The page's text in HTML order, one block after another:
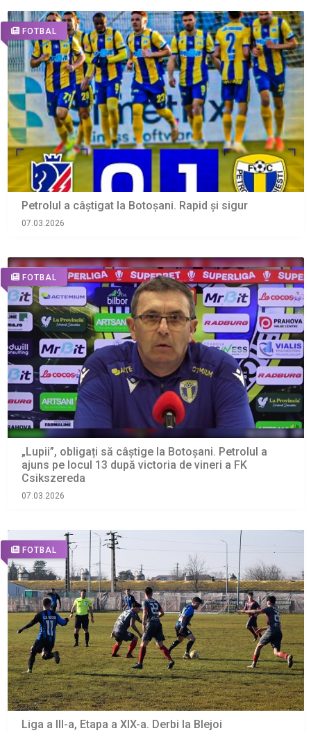
FOTBAL
Petrolul a câștigat la Botoșani. Rapid și sigur
07.03.2026
FOTBAL
„Lupii”, obligați să câștige la Botoșani. Petrolul a
ajuns pe locul 13 după victoria de vineri a FK
Csikszereda
07.03.2026
FOTBAL
Liga a III-a, Etapa a XIX-a. Derbi la Blejoi